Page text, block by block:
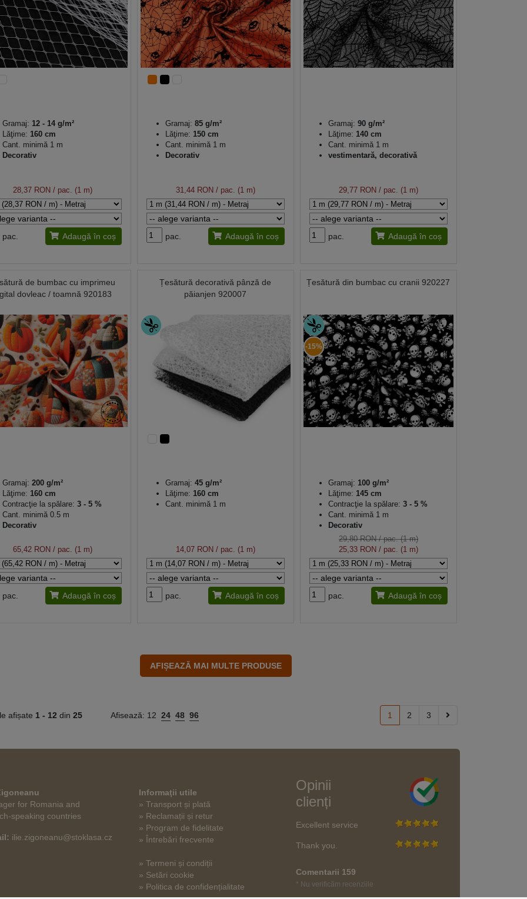
Gramaj: 12 - 14 g/m²
Lăţime: 160 cm
Cant. minimă 1 m
Decorativ
28,37 RON/ pac. (1 m)
pac. Adaugă în coș
Gramaj: 85 g/m²
Lăţime: 150 cm
Cant. minimă 1 m
Decorativ
31,44 RON/ pac. (1 m)
pac. Adaugă în coș
Gramaj: 90 g/m²
Lăţime: 140 cm
Cant. minimă 1 m
vestimentară, decorativă
29,77 RON/ pac. (1 m)
pac. Adaugă în coș
de bumbac cu imprimeu
dovleac / toamnă 920183
Gramaj: 200 g/m²
Lăţime: 160 cm
Contracţie la spălare: 3 - 5 %
Cant. minimă 0.5 m
Decorativ
65,42 RON / pac. (1 m)
pac. Adaugă în coș
Țesătură decorativă pânză de
păianjen 920007
Gramaj: 45 g/m²
Lăţime: 160 cm
Cant. minimă 1 m
14,07 RON / pac. (1 m)
pac. Adaugă în coș
Țesătură din bumbac cu cranii 920227
-15%
Gramaj: 100 g/m²
Lăţime: 145 cm
Contracţie la spălare: 3 - 5 %
Cant. minimă 1 m
Decorativ
29,80 RON/ pac. (1 m)
25,33 RON / pac. (1 m)
pac. Adaugă în coș
afișate 1 - 12 din 25 Afisează: 12 24 48 96 1 2 3
for Romania and
speaking countries
ilie.zigoneanu@stoklasa.cz
Informaţii utile
» Transport și plată
» Reclamații și retur
» Program de fidelitate
» Întrebări frecvente
» Termeni și condiții
» Setări cookie
» Politica de confidențialitate
Opinii
clienți
Excellent service
Thank you.
Comentarii 159
* Nu verificăm recenziile